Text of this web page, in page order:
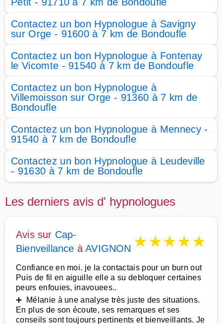
Contactez un bon Hypnologue à Savigny
sur Orge - 91600 à 7 km de Bondoufle
Contactez un bon Hypnologue à Fontenay
le Vicomte - 91540 à 7 km de Bondoufle
Contactez un bon Hypnologue à
Villemoisson sur Orge - 91360 à 7 km de
Bondoufle
Contactez un bon Hypnologue à Mennecy -
91540 à 7 km de Bondoufle
Contactez un bon Hypnologue à Leudeville
- 91630 à 7 km de Bondoufle
Les derniers avis d' hypnologues
Avis sur Cap-
Bienveillance àAVIGNON ★★★★★
Confiance en moi. je la contactais pour un burn out
Puis de fil en aiguille elle a su debloquer certaines
peurs enfouies, inavouees..
➕ Mélanie à une analyse très juste des situations.
En plus de son écoute, ses remarques et ses
conseils sont toujours pertinents et bienveillants. Je